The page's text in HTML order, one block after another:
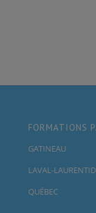
FORMATIONS
GATINEAU
LAVAL-
QUÉBEC